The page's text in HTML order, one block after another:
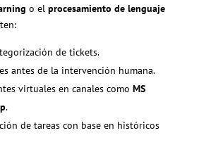
o el procesamiento de lenguaje
de tickets.
antes de la intervención humana.
virtuales en canales como MS
.
de tareas con base en históricos